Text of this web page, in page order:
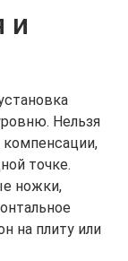
и
Нельзя
точке.
ножки,
на плиту или